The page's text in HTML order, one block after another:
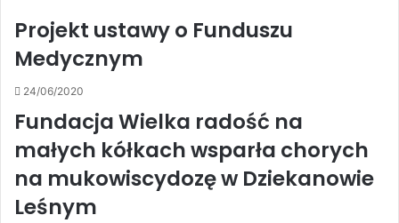
Projekt ustawy o Funduszu
Medycznym
24/06/2020
Fundacja Wielka radość na
małych kółkach wsparła chorych
na mukowiscydozę w Dziekanowie
Leśnym